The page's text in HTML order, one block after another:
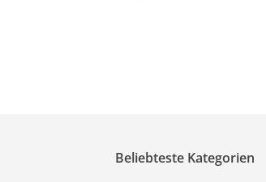
Beliebteste Kategorien